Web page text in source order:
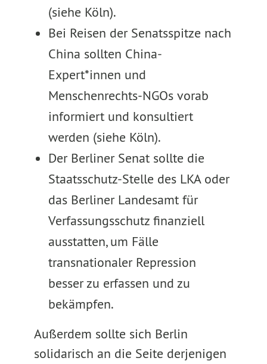
(siehe Köln).
Bei Reisen der Senatsspitze nach
China sollten China-
Expert*innen und
Menschenrechts-NGOs vorab
informiert und konsultiert
werden (siehe Köln).
Der Berliner Senat sollte die
Staatsschutz-Stelle des LKA oder
das Berliner Landesamt für
Verfassungsschutz finanziell
ausstatten, um Fälle
transnationaler Repression
besser zu erfassen und zu
bekämpfen.
Außerdem sollte sich Berlin
solidarisch an die Seite derjenigen